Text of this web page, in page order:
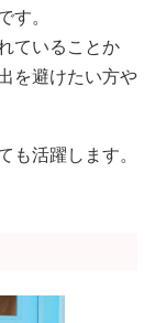
。
ていることか
を避けたい方や
活躍します。